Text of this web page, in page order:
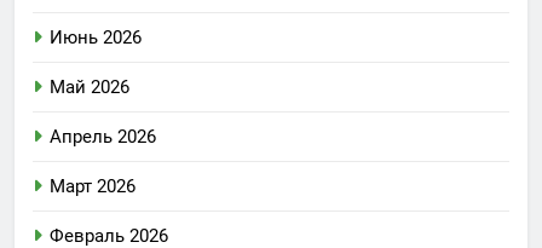
Июнь 2026
Май 2026
Апрель 2026
Март 2026
Февраль 2026